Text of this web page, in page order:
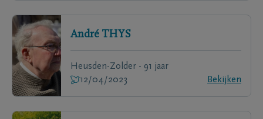
André THYS
Heusden-Zolder - 91 jaar
12/04/2023
Bekijken